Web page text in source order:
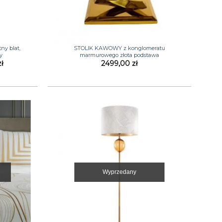
blat,
Aktualna
STOLIK KAWOWY z konglomeratu
marmurowego złota podstawa
2499,00 zł
Wyprzedany